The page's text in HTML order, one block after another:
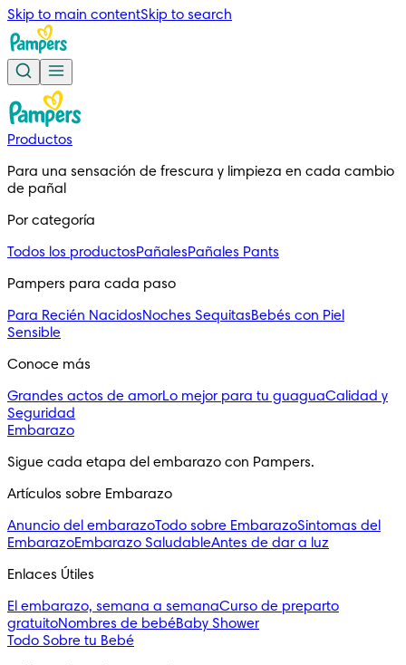
Skip to main contentSkip to search
Productos
Para una sensación de frescura y limpieza en cada cambio
de pañal
Por categoría
Todos los productosPañalesPañales Pants
Pampers para cada paso
Para Recién NacidosNoches SequitasBebés con Piel
Sensible
Conoce más
Grandes actos de amorLo mejor para tu guaguaCalidad y
Seguridad
Embarazo
Sigue cada etapa del embarazo con Pampers.
Artículos sobre Embarazo
Anuncio del embarazoTodo sobre EmbarazoSintomas del
EmbarazoEmbarazo SaludableAntes de dar a luz
Enlaces Útiles
El embarazo, semana a semanaCurso de preparto
gratuitoNombres de bebéBaby Shower
Todo Sobre tu Bebé